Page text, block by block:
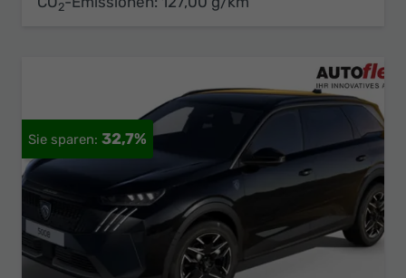
2
32,7%